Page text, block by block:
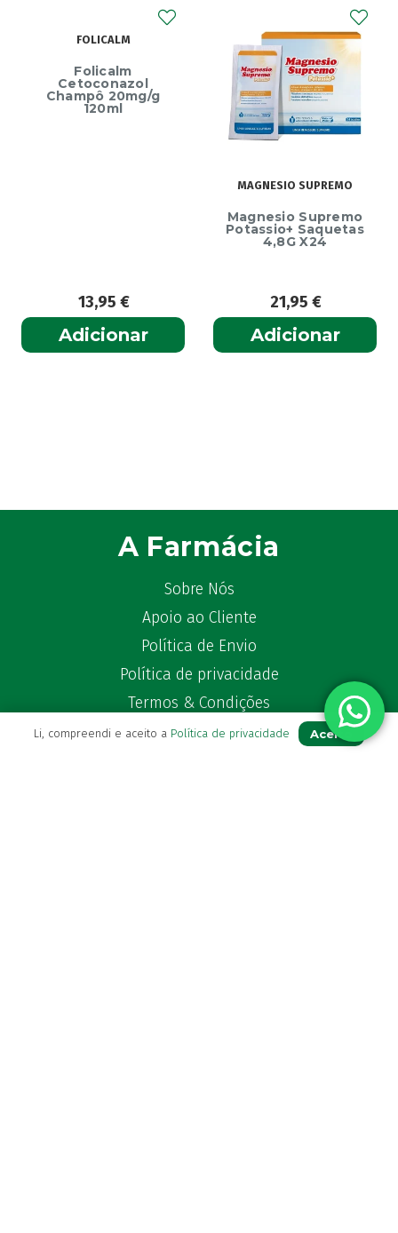
FOLICALM
Folicalm
Cetoconazol
Champô 20mg/g
120ml
13,95€
Adicionar
MAGNESIO SUPREMO
Magnesio Supremo
Potassio+ Saquetas
4,8G X24
21,95€
Adicionar
A Farmácia
Sobre Nós
Apoio ao Cliente
Política de Envio
Política de privacidade
Termos & Condições
Livro de Reclamações
Li, compreendi e aceito a Política de privacidade Aceito